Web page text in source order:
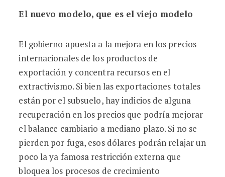
El nuevo modelo, que es el viejo modelo
El gobierno apuesta a la mejora en los precios
internacionales de los productos de
exportación y concentra recursos en el
extractivismo. Si bien las exportaciones totales
están por el subsuelo, hay indicios de alguna
recuperación en los precios que podría mejorar
el balance cambiario a mediano plazo. Si no se
pierden por fuga, esos dólares podrán relajar un
poco la ya famosa restricción externa que
bloquea los procesos de crecimiento